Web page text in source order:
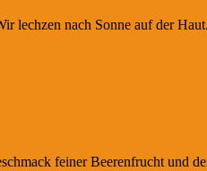
lechzen nach Sonne auf der
feiner Beerenfrucht und